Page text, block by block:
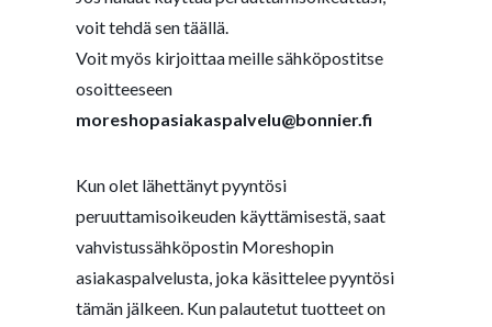
voit tehdä sentäällä.
Voit myös kirjoittaa meille sähköpostitse
osoitteeseen
moreshopasiakaspalvelu@bonnier.fi
Kun olet lähettänyt pyyntösi
peruuttamisoikeuden käyttämisestä, saat
vahvistussähköpostin Moreshopin
asiakaspalvelusta, joka käsittelee pyyntösi
tämän jälkeen. Kun palautetut tuotteet on